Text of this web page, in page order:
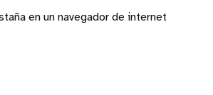
en un navegador de internet